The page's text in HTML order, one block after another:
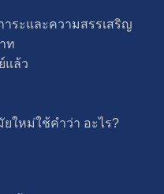
ะและความสรรเสริญ
ท
ล้ว
หม่ใช้คำว่า อะไร?